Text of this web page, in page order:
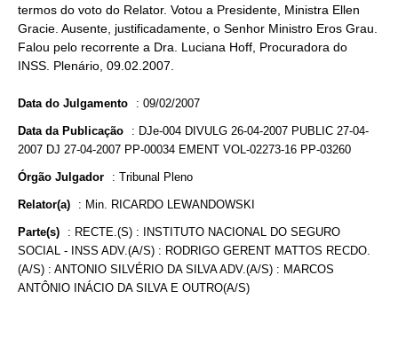
termos do voto do Relator. Votou a Presidente, Ministra Ellen
Gracie. Ausente, justificadamente, o Senhor Ministro Eros Grau.
Falou pelo recorrente a Dra. Luciana Hoff, Procuradora do
INSS. Plenário, 09.02.2007.
Data do Julgamento : 09/02/2007
Data da Publicação : DJe-004 DIVULG 26-04-2007 PUBLIC 27-04-
2007 DJ 27-04-2007 PP-00034 EMENT VOL-02273-16 PP-03260
Órgão Julgador : Tribunal Pleno
Relator(a) : Min. RICARDO LEWANDOWSKI
Parte(s) : RECTE.(S) : INSTITUTO NACIONAL DO SEGURO
SOCIAL - INSS ADV.(A/S) : RODRIGO GERENT MATTOS RECDO.
(A/S) : ANTONIO SILVÉRIO DA SILVA ADV.(A/S) : MARCOS
ANTÔNIO INÁCIO DA SILVA E OUTRO(A/S)